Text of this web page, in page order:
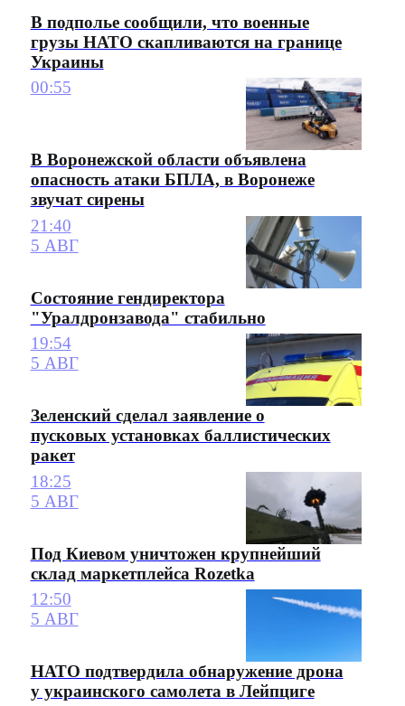
В подполье сообщили, что военные
грузы НАТО скапливаются на границе
Украины
00:55
В Воронежской области объявлена
опасность атаки БПЛА, в Воронеже
звучат сирены
21:40
5 АВГ
Состояние гендиректора
"Уралдронзавода" стабильно
19:54
5 АВГ
Зеленский сделал заявление о
пусковых установках баллистических
ракет
18:25
5 АВГ
Под Киевом уничтожен крупнейший
склад маркетплейса Rozetka
12:50
5 АВГ
НАТО подтвердила обнаружение дрона
у украинского самолета в Лейпциге